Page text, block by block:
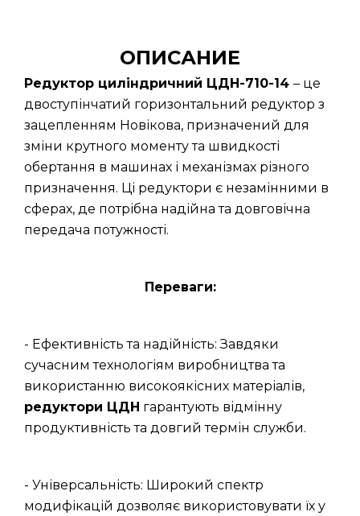
ОПИСАНИЕ
Редуктор циліндричний ЦДН-710-14 – це
двоступінчатий горизонтальний редуктор з
зацепленням Новікова, призначений для
зміни крутного моменту та швидкості
обертання в машинах і механізмах різного
призначення. Ці редуктори є незамінними в
сферах, де потрібна надійна та довговічна
передача потужності.
Переваги:
- Ефективність та надійність: Завдяки
сучасним технологіям виробництва та
використанню високоякісних матеріалів,
редуктори ЦДН гарантують відмінну
продуктивність та довгий термін служби.
- Універсальність: Широкий спектр
модифікацій дозволяє використовувати їх у